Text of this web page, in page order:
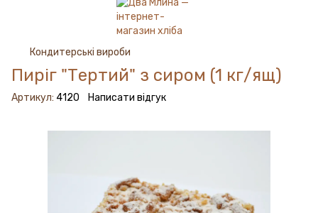
Кондитерські вироби
Пиріг "Тертий" з сиром (1 кг/ящ)
Артикул: 4120 Написати відгук